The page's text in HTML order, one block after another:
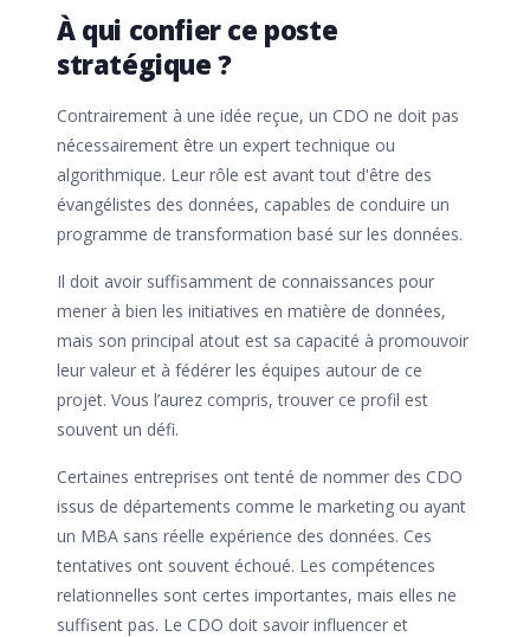
À qui confier ce poste
stratégique ?
Contrairement à une idée reçue, un CDO ne doit pas
nécessairement être un expert technique ou
algorithmique. Leur rôle est avant tout d'être des
évangélistes des données, capables de conduire un
programme de transformation basé sur les données.
Il doit avoir suffisamment de connaissances pour
mener à bien les initiatives en matière de données,
mais son principal atout est sa capacité à promouvoir
leur valeur et à fédérer les équipes autour de ce
projet. Vous l’aurez compris, trouver ce profil est
souvent un défi.
Certaines entreprises ont tenté de nommer des CDO
issus de départements comme le marketing ou ayant
un MBA sans réelle expérience des données. Ces
tentatives ont souvent échoué. Les compétences
relationnelles sont certes importantes, mais elles ne
suffisent pas. Le CDO doit savoir influencer et